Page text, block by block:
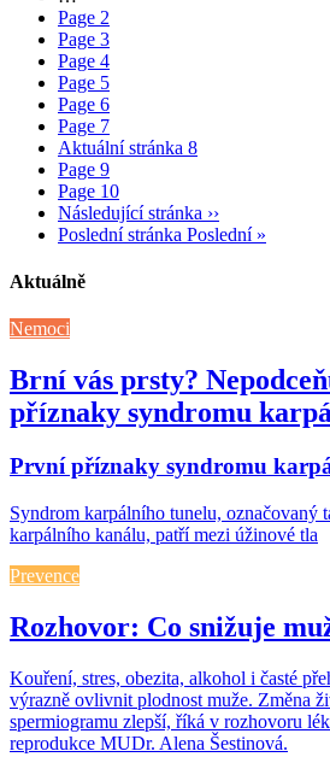
Page 2
Page 3
Page 4
Page 5
Page 6
Page 7
Aktuální stránka 8
Page 9
Page 10
Následující stránka ››
Poslední stránka Poslední »
Aktuálně
Nemoci
Brní vás prsty?
příznaky syndromu
První příznaky syndromu
Syndrom karpálního tunelu, označovaný
karpálního kanálu, patří mezi úžinové tla
Prevence
Rozhovor: Co snižuje
Kouření, stres, obezita, alkohol i časté
výrazně ovlivnit plodnost muže. Změna
spermiogramu zlepší, říká v rozhovoru
reprodukce MUDr. Alena Šestinová.